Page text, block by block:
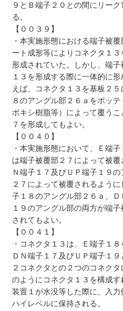
９とＢ端子２０との間にリー
る。
【００３９】
・本実施形態における端子被
ート成形等によりコネクタ１
形成されていた。しかし、端
１３を形成する際に一体的に
えば、コネクタ１３を基板２
８のアングル部２６ａをポッ
ポキシ樹脂等）によって覆うこ
７を形成してもよい。
【００４０】
・本実施形態において、Ｅ端
は端子被覆部２７によって被
Ｎ端子１７及びＵＰ端子１９
２７によって被覆されるよう
子１８のアングル部２６ａ、
１９のアングル部の両方が端
されてもよい。
【００４１】
・コネクタ１３は、Ｅ端子１８
ＤＮ端子１７及びＵＰ端子１
２コネクタとの２つのコネク
のようにコネクタ１３を構成
装置１が水没等した際に、入
ハイレベルに保持される。